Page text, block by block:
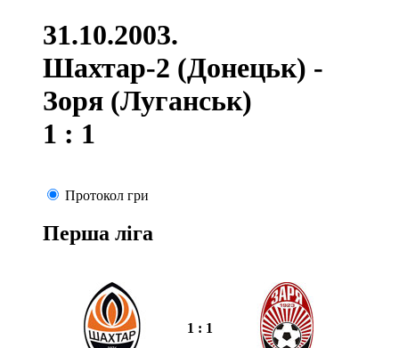
31.10.2003.
Шахтар-2 (Донецьк) -
Зоря (Луганськ)
1 : 1
Протокол гри
Перша ліга
1 : 1